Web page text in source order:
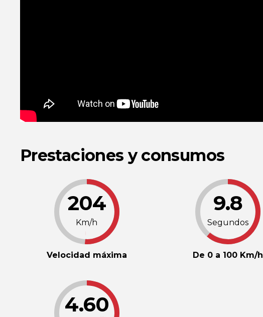
Prestaciones y consumos
204
Km/h
Velocidad máxima
9.8
Segundos
De 0 a 100 Km/h
4.60